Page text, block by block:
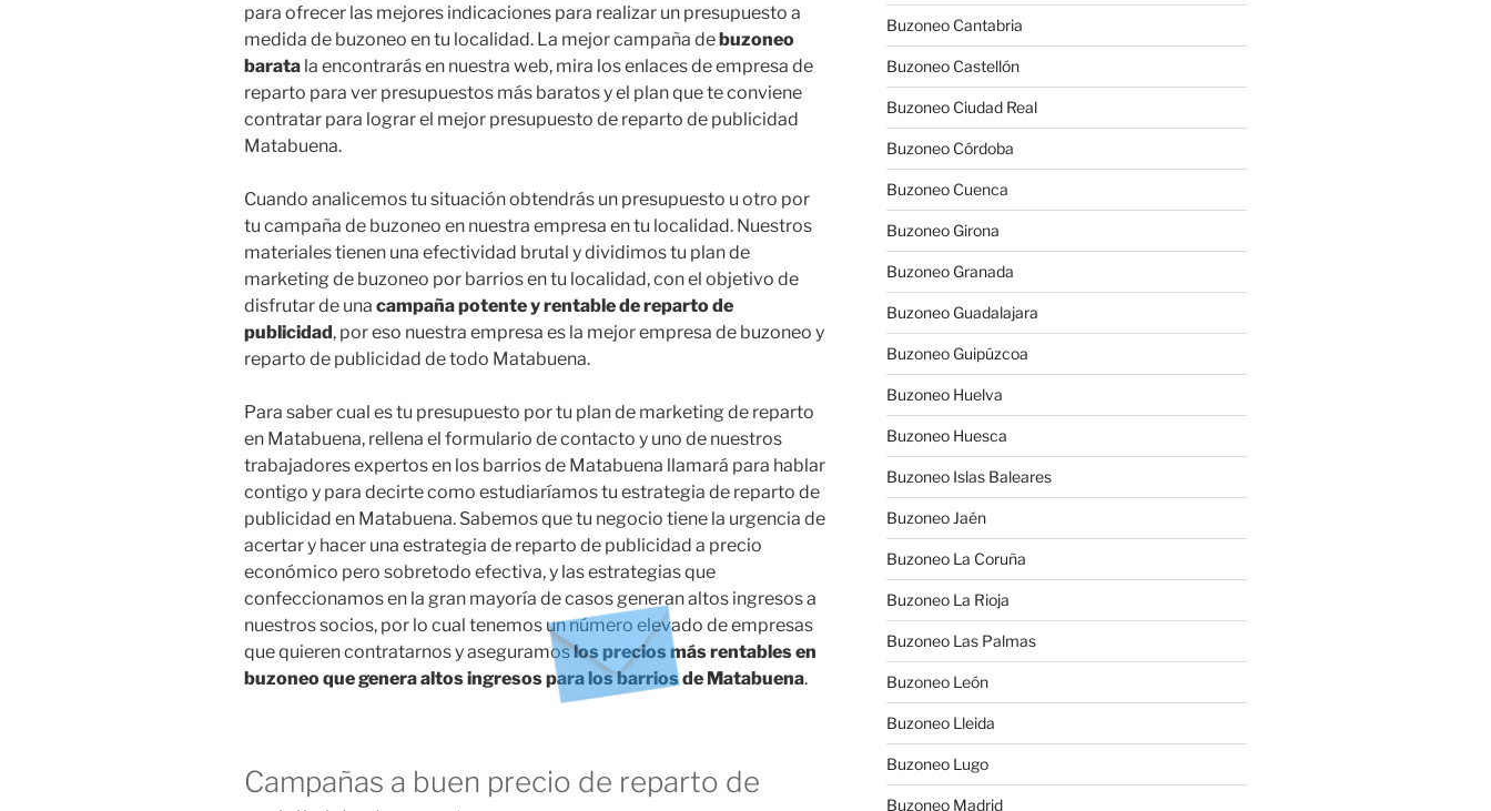
para ofrecer las mejores indicaciones para realizar un presupuesto a
medida de buzoneo en tu localidad. La mejor campaña debuzoneo
barata la encontrarás en nuestra web, mira los enlaces de empresa de
reparto para ver presupuestos más baratos y el plan que te conviene
contratar para lograr el mejor presupuesto de reparto de publicidad
Matabuena.
Cuando analicemos tu situación obtendrás un presupuesto u otro por
tu campaña de buzoneo en nuestra empresa en tu localidad. Nuestros
materiales tienen una efectividad brutal y dividimos tu plan de
marketing de buzoneo por barrios en tu localidad, con el objetivo de
disfrutar de una campaña potente y rentable de reparto de
publicidad, por eso nuestra empresa es la mejor empresa de buzoneo y
reparto de publicidad de todo Matabuena.
Para saber cual es tu presupuesto por tu plan de marketing de reparto
en Matabuena, rellena el formulario de contacto y uno de nuestros
trabajadores expertos en los barrios de Matabuena llamará para hablar
contigo y para decirte como estudiaríamos tu estrategia de reparto de
publicidad en Matabuena. Sabemos que tu negocio tiene la urgencia de
acertar y hacer una estrategia de reparto de publicidad a precio
económico pero sobretodo efectiva, y las estrategias que
confeccionamos en la gran mayoría de casos generan altos ingresos a
nuestros socios, por lo cual tenemos un número elevado de empresas
que quieren contratarnos y aseguramoslos precios más rentables en
buzoneo que genera altos ingresos para los barrios de Matabuena.
Campañas a buen precio de reparto de
Buzoneo Cantabria
Buzoneo Castellón
Buzoneo Ciudad Real
Buzoneo Córdoba
Buzoneo Cuenca
Buzoneo Girona
Buzoneo Granada
Buzoneo Guadalajara
Buzoneo Guipúzcoa
Buzoneo Huelva
Buzoneo Huesca
Buzoneo Islas Baleares
Buzoneo Jaén
Buzoneo La Coruña
Buzoneo La Rioja
Buzoneo Las Palmas
Buzoneo León
Buzoneo Lleida
Buzoneo Lugo
Buzoneo Madrid